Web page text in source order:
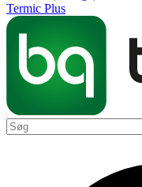
Termic Plus